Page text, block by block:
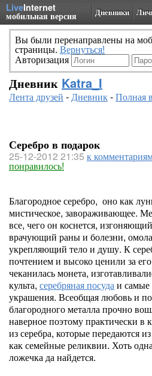
LiveInternet
мобильная версия Дневники
Вы были перенаправлены на
страницы. Вернуться!
Авторизация
Дневник Katra_I
Лента друзей -Дневник-Полная
Серебро в подарок
25-12-2012 21:35 к
понравилось!
Благородное серебро, оно как
мистическое, завораживающее.
все, чего он коснется,
врачующий раны и болезни,
укрепляющий тело и душу. К
почтением и высоко ценили за
чеканилась монета,
культа, серебряная посудаи
украшения. Всеобщая любовь и
благородного металла прочно
наверное поэтому практически в
из серебра, которые передаются
как семейные реликвии. Хоть
ложечка да найдется.